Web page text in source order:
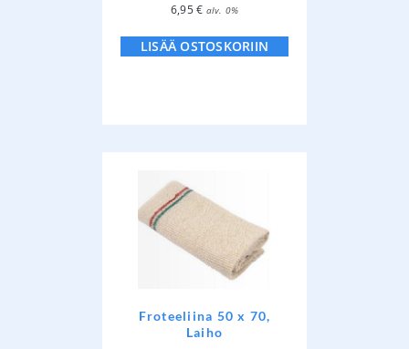
6,95€ alv. 0%
LISÄÄ OSTOSKORIIN
Froteeliina 50 x 70,
Laiho